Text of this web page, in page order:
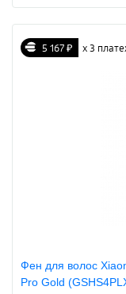
5 167 ₽ х 3
Фен для волос
Pro Gold